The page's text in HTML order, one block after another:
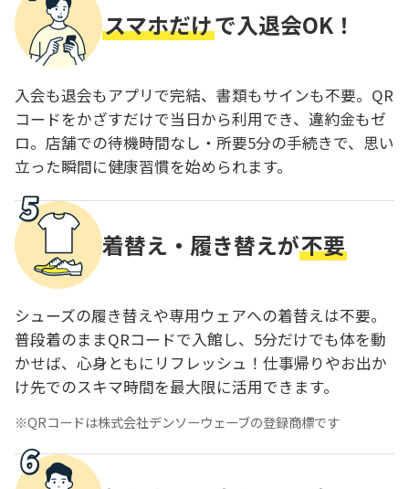
スマホだけで入退会OK！
入会も退会もアプリで完結、書類もサインも不要。QR
コードをかざすだけで当日から利用でき、違約金もゼ
ロ。店舗での待機時間なし・所要5分の手続きで、思い
立った瞬間に健康習慣を始められます。
着替え・履き替えが不要
シューズの履き替えや専用ウェアへの着替えは不要。
普段着のままQRコードで入館し、5分だけでも体を動
かせば、心身ともにリフレッシュ！仕事帰りやお出か
け先でのスキマ時間を最大限に活用できます。
QRコードは株式会社デンソーウェーブの登録商標です